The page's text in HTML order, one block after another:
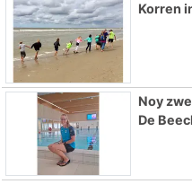
Korren
Noy
De